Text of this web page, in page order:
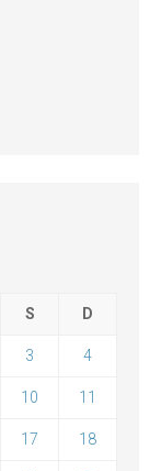
S D
3 4
10 11
17 18